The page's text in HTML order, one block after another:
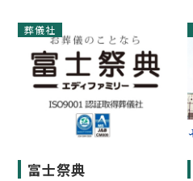
葬儀社
富士祭典